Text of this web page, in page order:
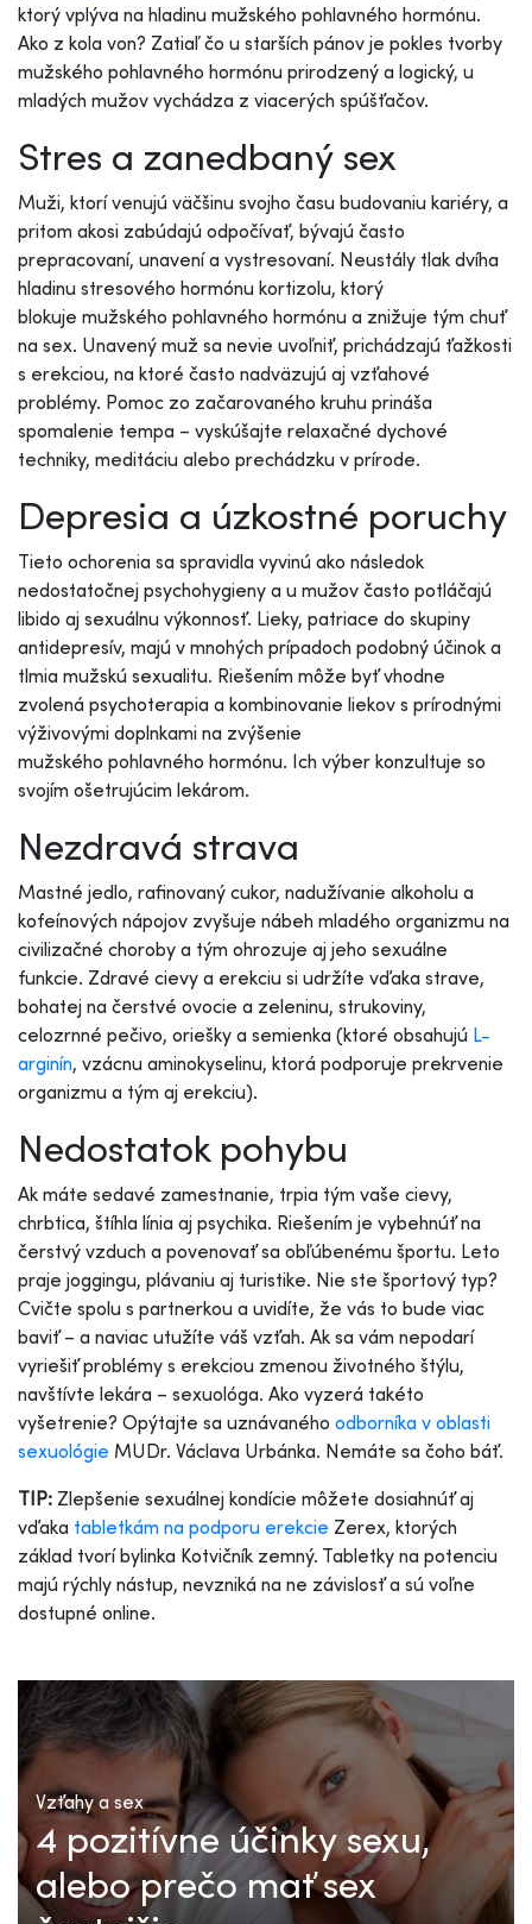
ktorý vplýva na hladinu mužského pohlavného hormónu.
Ako z kola von? Zatiaľ čo u starších pánov je pokles tvorby
mužského pohlavného hormónu prirodzený a logický, u
mladých mužov vychádza z viacerých spúšťačov.
Stres a zanedbaný sex
Muži, ktorí venujú väčšinu svojho času budovaniu kariéry, a
pritom akosi zabúdajú odpočívať, bývajú často
prepracovaní, unavení a vystresovaní. Neustály tlak dvíha
hladinu stresového hormónu kortizolu, ktorý
blokuje mužského pohlavného hormónu a znižuje tým chuť
na sex. Unavený muž sa nevie uvoľniť, prichádzajú ťažkosti
s erekciou, na ktoré často nadväzujú aj vzťahové
problémy. Pomoc zo začarovaného kruhu prináša
spomalenie tempa – vyskúšajte relaxačné dychové
techniky, meditáciu alebo prechádzku v prírode.
Depresia a úzkostné poruchy
Tieto ochorenia sa spravidla vyvinú ako následok
nedostatočnej psychohygieny a u mužov často potláčajú
libido aj sexuálnu výkonnosť. Lieky, patriace do skupiny
antidepresív, majú v mnohých prípadoch podobný účinok a
tlmia mužskú sexualitu. Riešením môže byť vhodne
zvolená psychoterapia a kombinovanie liekov s prírodnými
výživovými doplnkami na zvýšenie
mužského pohlavného hormónu. Ich výber konzultuje so
svojím ošetrujúcim lekárom.
Nezdravá strava
Mastné jedlo, rafinovaný cukor, nadužívanie alkoholu a
kofeínových nápojov zvyšuje nábeh mladého organizmu na
civilizačné choroby a tým ohrozuje aj jeho sexuálne
funkcie. Zdravé cievy a erekciu si udržíte vďaka strave,
bohatej na čerstvé ovocie a zeleninu, strukoviny,
celozrnné pečivo, oriešky a semienka (ktoré obsahujú L-
arginín, vzácnu aminokyselinu, ktorá podporuje prekrvenie
organizmu a tým aj erekciu).
Nedostatok pohybu
Ak máte sedavé zamestnanie, trpia tým vaše cievy,
chrbtica, štíhla línia aj psychika. Riešením je vybehnúť na
čerstvý vzduch a povenovať sa obľúbenému športu. Leto
praje joggingu, plávaniu aj turistike. Nie ste športový typ?
Cvičte spolu s partnerkou a uvidíte, že vás to bude viac
baviť – a naviac utužíte váš vzťah. Ak sa vám nepodarí
vyriešiť problémy s erekciou zmenou životného štýlu,
navštívte lekára – sexuológa. Ako vyzerá takéto
vyšetrenie? Opýtajte sa uznávaného odborníka v oblasti
sexuológie MUDr. Václava Urbánka. Nemáte sa čoho báť.
TIP: Zlepšenie sexuálnej kondície môžete dosiahnúť aj
vďaka tabletkám na podporu erekcie Zerex, ktorých
základ tvorí bylinka Kotvičník zemný. Tabletky na potenciu
majú rýchly nástup, nevzniká na ne závislosť a sú voľne
dostupné online.
Vzťahy a sex
4 pozitívne účinky sexu,
alebo prečo mať sex